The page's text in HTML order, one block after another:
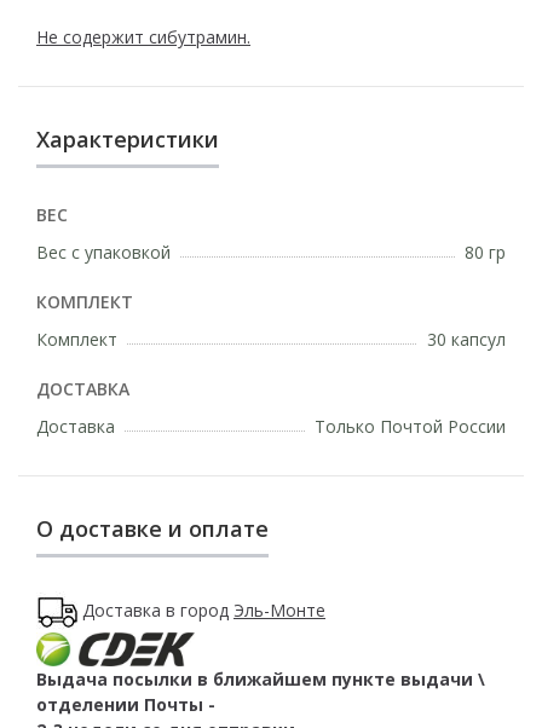
Не содержит сибутрамин.
Характеристики
ВЕС
Вес с упаковкой
80 гр
КОМПЛЕКТ
Комплект
30 капсул
ДОСТАВКА
Доставка
Только Почтой России
О доставке и оплате
Доставка в город Эль-Монте
Выдача посылки в ближайшем пункте выдачи \
отделении Почты -